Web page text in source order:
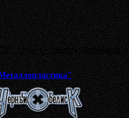
:style => "display:inline-block"}